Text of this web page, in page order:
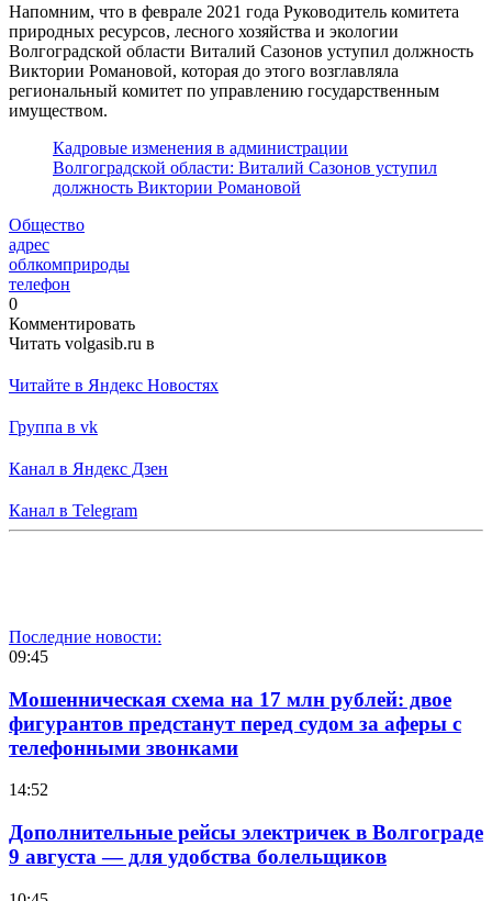
Напомним, что в феврале 2021 года Руководитель комитета
природных ресурсов, лесного хозяйства и экологии
Волгоградской области Виталий Сазонов уступил должность
Виктории Романовой, которая до этого возглавляла
региональный комитет по управлению государственным
имуществом.
Кадровые изменения в администрации
Волгоградской области: Виталий Сазонов уступил
должность Виктории Романовой
Общество
адрес
облкомприроды
телефон
0
Комментировать
Читать volgasib.ru в
Читайте в Яндекс Новостях
Группа в vk
Канал в Яндекс Дзен
Канал в Telegram
Последние новости:
09:45
Мошенническая схема на 17 млн рублей: двое
фигурантов предстанут перед судом за аферы с
телефонными звонками
14:52
Дополнительные рейсы электричек в Волгограде
9 августа — для удобства болельщиков